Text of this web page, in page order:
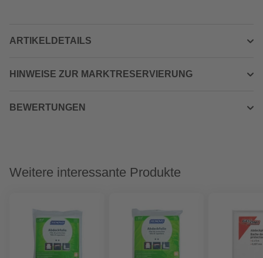
ARTIKELDETAILS
HINWEISE ZUR MARKTRESERVIERUNG
BEWERTUNGEN
Weitere interessante Produkte